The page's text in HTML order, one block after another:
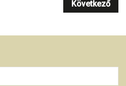
Következő